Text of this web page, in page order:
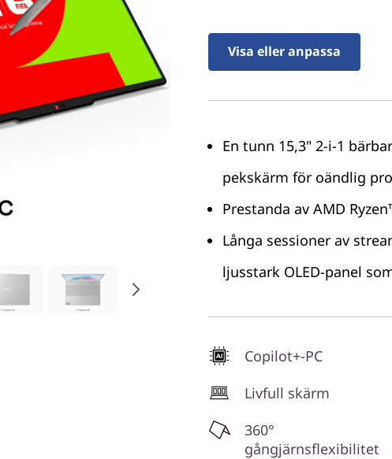
Visa eller anpassa
En tunn 15,3" 2-i-1
pekskärm för oändlig
Prestanda av AMD
Långa sessioner av
ljusstark OLED-panel
Copilot+-PC
Livfull skärm
360°
gångjärnsflexibilitet